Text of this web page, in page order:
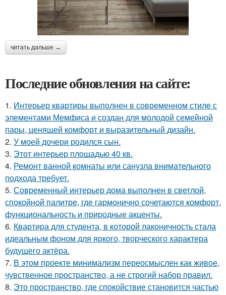
читать дальше →
Последние обновления на сайте:
1. Интерьер квартиры выполнен в современном стиле с
элементами Мемфиса и создан для молодой семейной
пары, ценящей комфорт и выразительный дизайн.
2. У моей дочери родился сын.
3. Этот интерьер площадью 40 кв.
4. Ремонт ванной комнаты или санузла внимательного
подхода требует.
5. Современный интерьер дома выполнен в светлой,
спокойной палитре, где гармонично сочетаются комфорт,
функциональность и природные акценты.
6. Квартира для студента, в которой лаконичность стала
идеальным фоном для яркого, творческого характера
будущего актёра.
7. В этом проекте минимализм переосмыслен как живое,
чувственное пространство, а не строгий набор правил.
8. Это пространство, где спокойствие становится частью